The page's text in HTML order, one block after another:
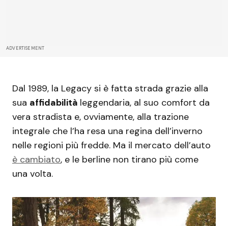
ADVERTISEMENT
Dal 1989, la Legacy si è fatta strada grazie alla
sua affidabilità leggendaria, al suo comfort da
vera stradista e, ovviamente, alla trazione
integrale che l’ha resa una regina dell’inverno
nelle regioni più fredde. Ma il mercato dell’auto
è cambiato, e le berline non tirano più come
una volta.